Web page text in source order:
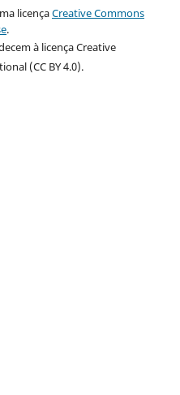
licençaCreative Commons
.
à licença Creative
(CC BY 4.0).